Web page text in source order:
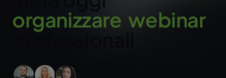
organizzare webinar
professionali